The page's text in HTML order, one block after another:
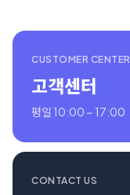
CUSTOMER CENTER
고객센터
평일 10:00 ~ 17:00
CONTACT US